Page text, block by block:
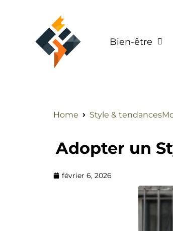
Bien-être
Home Style & tendances
Adopter un
février 6, 2026